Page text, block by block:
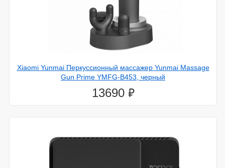
Xiaomi Yunmai Перкуссионный массажер Yunmai Massage
Gun Prime YMFG-B453, черный
13690 ⃏